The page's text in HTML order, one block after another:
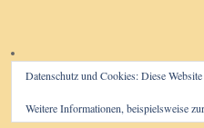
Datenschutz und Cookies: Diese
Weitere Informationen, beispielsweise